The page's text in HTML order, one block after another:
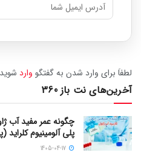
لطفاَ برای وارد شدن به گفتگو وارد شوید
آخرین‌های نت باز 360
چگونه عمر مفید آب
پلی آلومینیوم